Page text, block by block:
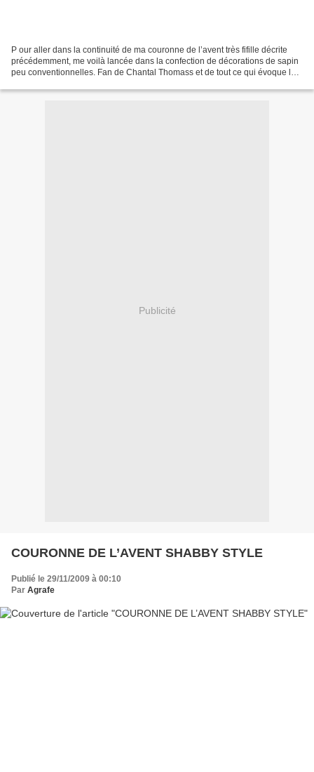
P our aller dans la continuité de ma couronne de l’avent très fifille décrite
précédemment, me voilà lancée dans la confection de décorations de sapin
peu conventionnelles. Fan de Chantal Thomass et de tout ce qui évoque la
Publicité
COURONNE DE L’AVENT SHABBY STYLE
Publié le 29/11/2009 à 00:10
Par Agrafe